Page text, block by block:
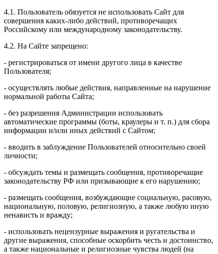
4.1. Пользователь обязуется не использовать Сайт для
совершения каких-либо действий, противоречащих
Российскому или международному законодательству.
4.2. На Сайте запрещено:
- регистрироваться от имени другого лица в качестве
Пользователя;
- осуществлять любые действия, направленные на нарушение
нормальной работы Сайта;
- без разрешения Администрации использовать
автоматические программы (боты, краулеры и т. п.) для сбора
информации и/или иных действий с Сайтом;
- вводить в заблуждение Пользователей относительно своей
личности;
- обсуждать темы и размещать сообщения, противоречащие
законодательству РФ или призывающие к его нарушению;
- размещать сообщения, возбуждающие социальную, расовую,
национальную, половую, религиозную, а также любую иную
ненависть и вражду;
- использовать нецензурные выражения и ругательства и
другие выражения, способные оскорбить честь и достоинство,
а также национальные и религиозные чувства людей (на